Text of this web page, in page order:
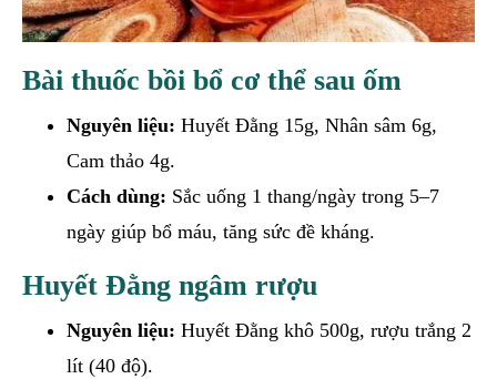
Bài thuốc bồi bổ cơ thể sau ốm
Nguyên liệu: Huyết Đằng 15g, Nhân sâm 6g,
Cam thảo 4g.
Cách dùng: Sắc uống 1 thang/ngày trong 5–7
ngày giúp bổ máu, tăng sức đề kháng.
Huyết Đằng ngâm rượu
Nguyên liệu: Huyết Đằng khô 500g, rượu trắng 2
lít (40 độ).